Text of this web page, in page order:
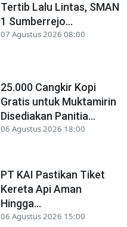
Tertib Lalu Lintas, SMAN
1 Sumberrejo...
07 Agustus 2026 08:00
25.000 Cangkir Kopi
Gratis untuk Muktamirin
Disediakan Panitia...
06 Agustus 2026 18:00
PT KAI Pastikan Tiket
Kereta Api Aman
Hingga...
06 Agustus 2026 15:00